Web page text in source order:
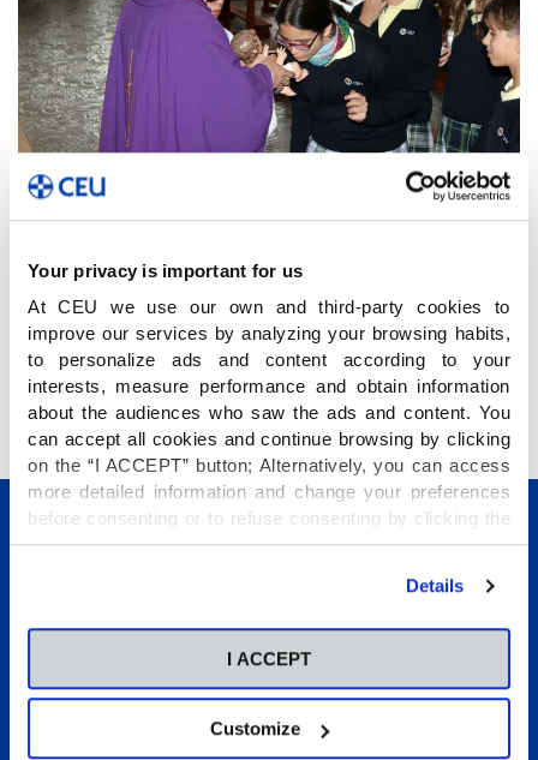
Your privacy is important for us
At CEU we use our own and third-party cookies to
improve our services by analyzing your browsing habits,
to personalize ads and content according to your
interests, measure performance and obtain information
about the audiences who saw the ads and content. You
can accept all cookies and continue browsing by clicking
on the “I ACCEPT” button; Alternatively, you can access
more detailed information and change your preferences
before consenting or to refuse consenting by clicking the
"Personalize" button. For more information you can visit
Details
I ACCEPT
Customize
Los alumnos de la ESO y Educación Especial
Participamos en las lecturas y peticiones y
besamos, uno a uno, la imagen del Niño Jesús.
Esta Misa es una inspiración para que seamos
los mejores propagadores del mensaje de la
Navidad.
Conócenos
Etapas educativas
Internacional